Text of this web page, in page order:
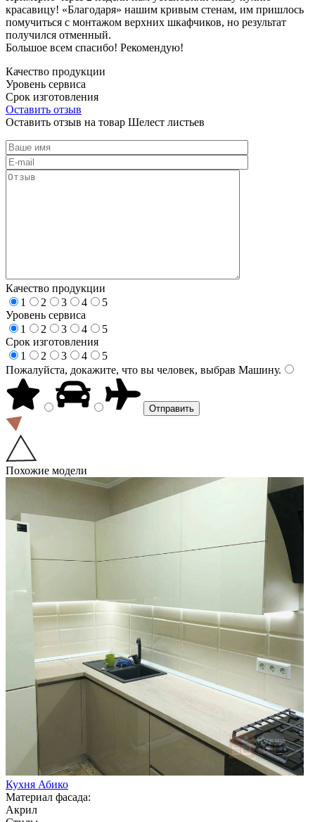
красавицу! «Благодаря» нашим кривым стенам, им пришлось
помучиться с монтажом верхних шкафчиков, но результат
получился отменный.
Большое всем спасибо! Рекомендую!
Качество продукции
Уровень сервиса
Срок изготовления
Оставить отзыв
Оставить отзыв на товар Шелест листьев
Качество продукции
1
2 3 4
5
Уровень сервиса
1
2 3 4
5
Срок изготовления
1
2 3 4
5
Пожалуйста, докажите, что вы человек, выбрав Машину.
Похожие модели
Кухня Абико
Материал фасада:
Акрил